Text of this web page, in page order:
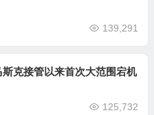
139,291
克接管以来首次大范围宕机
125,732